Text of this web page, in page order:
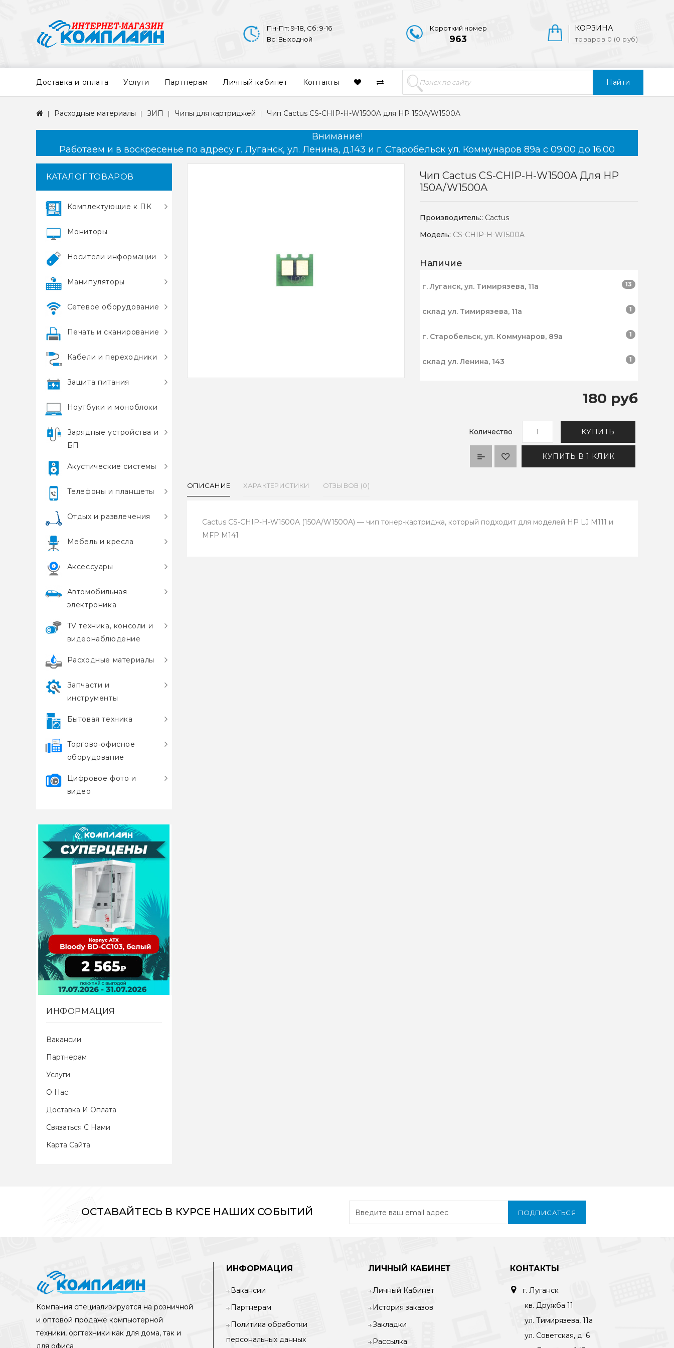
Найти
КОРЗИНА
товаров 0 (0 руб)
Короткий номер
963
Пн-Пт: 9-18, Сб: 9-16
Вс: Выходной
Доставка и оплата Услуги Партнерам Личный кабинет Контакты
Расходные материалы ЗИП Чипы для картриджей Чип Cactus CS-CHIP-H-W1500A для HP 150A/W1500A
Внимание!
Работаем и в воскресенье по адресу г. Луганск, ул. Ленина, д.143 и г. Старобельск ул. Коммунаров 89а с 09:00 до 16:00
КАТАЛОГ ТОВАРОВ
Комплектующие к ПК
Мониторы
Носители информации
Манипуляторы
Сетевое оборудование
Печать и сканирование
Кабели и переходники
Защита питания
Ноутбуки и моноблоки
Зарядные устройства и
БП
Акустические системы
Телефоны и планшеты
Отдых и развлечения
Мебель и кресла
Аксессуары
Автомобильная
электроника
TV техника, консоли и
видеонаблюдение
Расходные материалы
Запчасти и
инструменты
Бытовая техника
Торгово‑офисное
оборудование
Цифровое фото и
видео
ИНФОРМАЦИЯ
Вакансии
Партнерам
Услуги
О Нас
Доставка И Оплата
Связаться С Нами
Карта Сайта
Чип Cactus CS-CHIP-H-W1500A Для HP
150A/W1500A
Производитель:: Cactus
Модель: CS-CHIP-H-W1500A
Наличие
г. Луганск, ул. Тимирязева, 11а 13
склад ул. Тимирязева, 11а 1
г. Старобельск, ул. Коммунаров, 89а 1
склад ул. Ленина, 143 1
180 руб
Количество КУПИТЬ
КУПИТЬ В 1 КЛИК
ОПИСАНИЕ ХАРАКТЕРИСТИКИ ОТЗЫВОВ (0)
Cactus CS-CHIP-H-W1500A (150A/W1500A) — чип тонер-картриджа, который подходит для моделей HP LJ M111 и
MFP M141
ОСТАВАЙТЕСЬ В КУРСЕ НАШИХ СОБЫТИЙ ПОДПИСАТЬСЯ
Компания специализируется на розничной
и оптовой продаже компьютерной
техники, оргтехники как для дома, так и
для офиса
ИНФОРМАЦИЯ
Вакансии
Партнерам
Политика обработки
персональных данных
ЛИЧНЫЙ КАБИНЕТ
Личный Кабинет
История заказов
Закладки
Рассылка
КОНТАКТЫ
г. Луганск
кв. Дружба 11
ул. Тимирязева, 11а
ул. Советская, д. 6